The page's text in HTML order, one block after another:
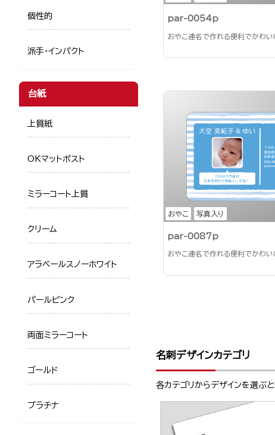
par-0054p
おやこ連名で作れる便利でかわい
おやこ 写真入り
par-0087p
おやこ連名で作れる便利でかわい
名刺デザインカテゴリ
各カテゴリからデザインを選ぶ
個性的
派手・インパクト
台紙
上質紙
OKマットポスト
ミラーコート上質
クリーム
アラベールスノーホワイト
パールピンク
両面ミラーコート
ゴールド
プラチナ